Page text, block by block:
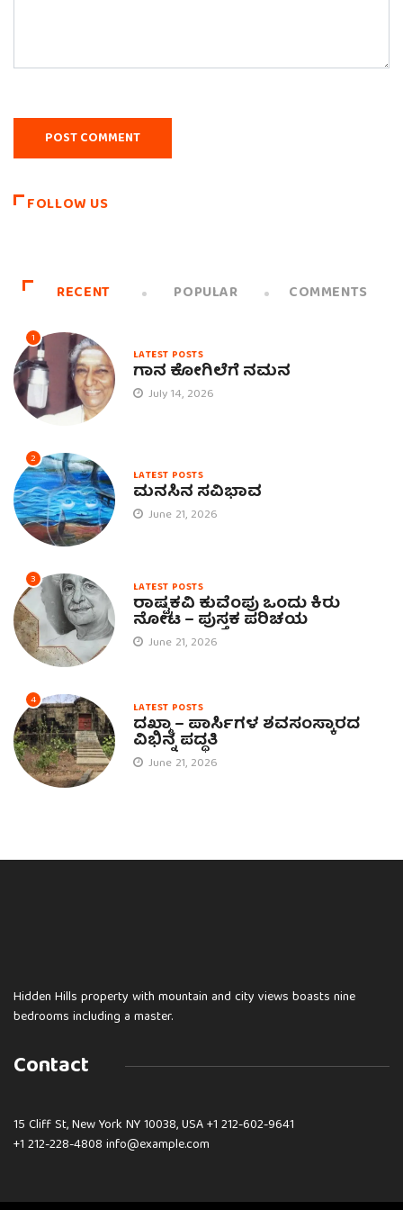
FOLLOW US
RECENT POPULAR COMMENTS
1
LATEST POSTS
ಗಾನ ಕೋಗಿಲೆಗೆ ನಮನ
July 14, 2026
2
LATEST POSTS
ಮನಸಿನ ಸವಿಭಾವ
June 21, 2026
3 LATEST POSTS
ರಾಷ್ಟ್ರಕವಿ ಕುವೆಂಪು ಒಂದು ಕಿರು
ನೋಟ – ಪುಸ್ತಕ ಪರಿಚಯ
June 21, 2026
4 LATEST POSTS
ದಖ್ಮಾ – ಪಾರ್ಸಿಗಳ ಶವಸಂಸ್ಕಾರದ
ವಿಭಿನ್ನ ಪದ್ಧತಿ
June 21, 2026
Hidden Hills property with mountain and city views boasts nine
bedrooms including a master.
Contact
15 Cliff St, New York NY 10038, USA+1 212-602-9641
+1 212-228-4808 info@example.com